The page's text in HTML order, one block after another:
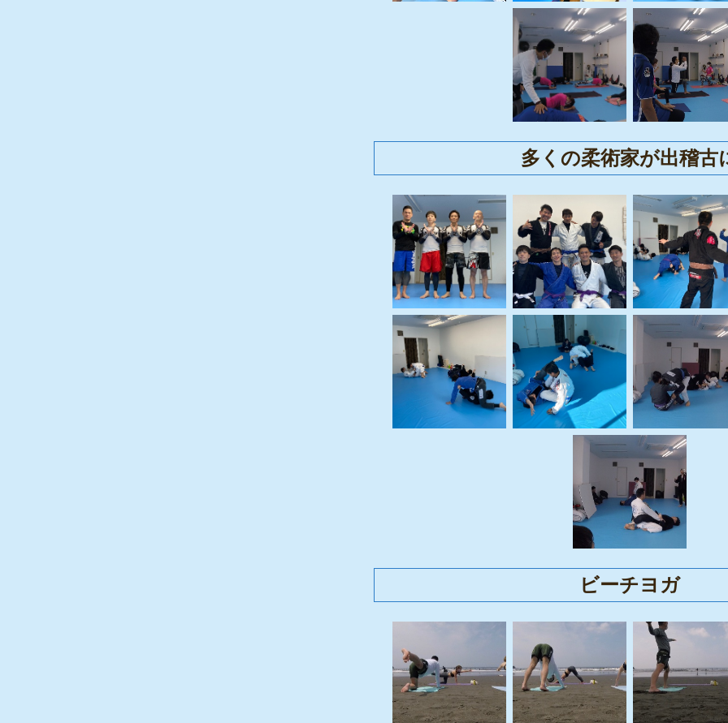
多くの柔術家が出稽古
ビーチヨガ